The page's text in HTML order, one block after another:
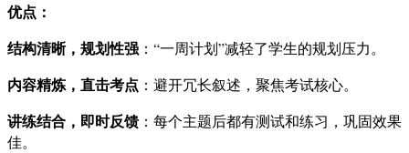
优点：
结构清晰，规划性强 ：“一周计划”减轻了学生的规划压力。
内容精炼，直击考点 ：避开冗长叙述，聚焦考试核心。
讲练结合，即时反馈 ：每个主题后都有测试和练习，巩固效果
佳。